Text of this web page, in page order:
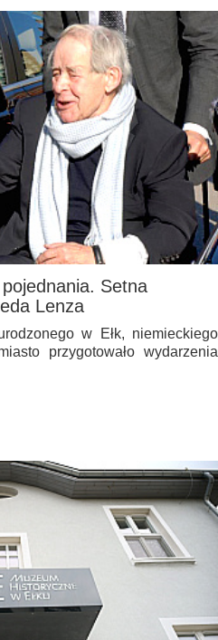
Setna
Lenza
w Ełk, niemieckiego
przygotowało wydarzenia